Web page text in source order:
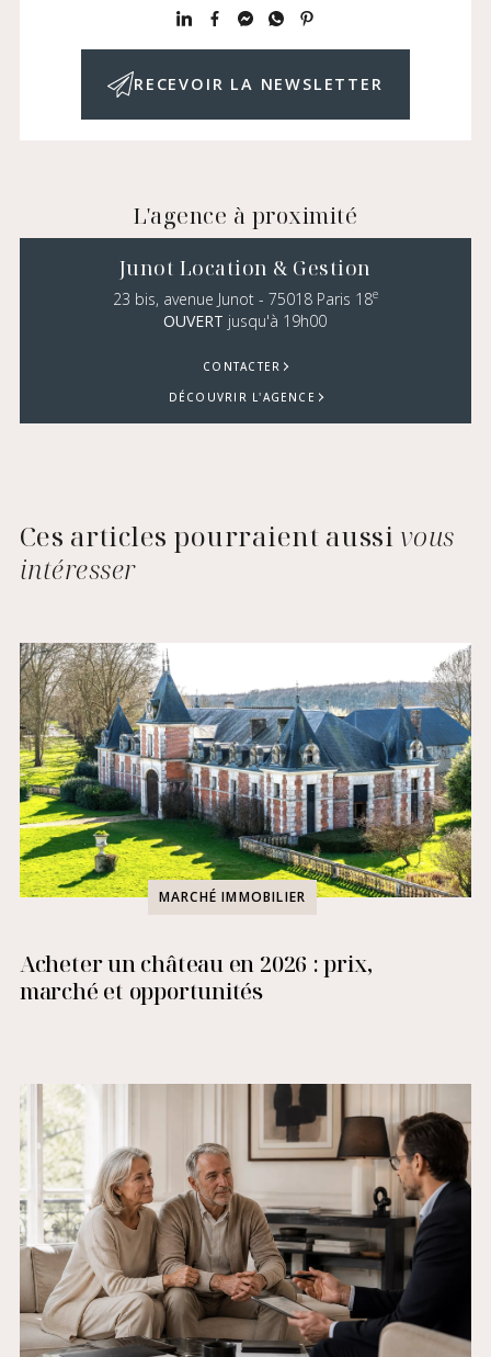
RECEVOIR LA NEWSLETTER
L'agence à proximité
Junot Location & Gestion
23 bis, avenue Junot - 75018 Paris 18e
OUVERT jusqu'à 19h00
CONTACTER
DÉCOUVRIR L'AGENCE
Ces articles pourraient aussivous
intéresser
MARCHÉ IMMOBILIER
Acheter un château en 2026 : prix,
marché et opportunités